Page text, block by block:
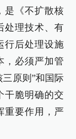
是《不扩散核
处理技术、有
行后处理设施
，必须严加管
原则”和国际
干脆明确的交
重要作用，严